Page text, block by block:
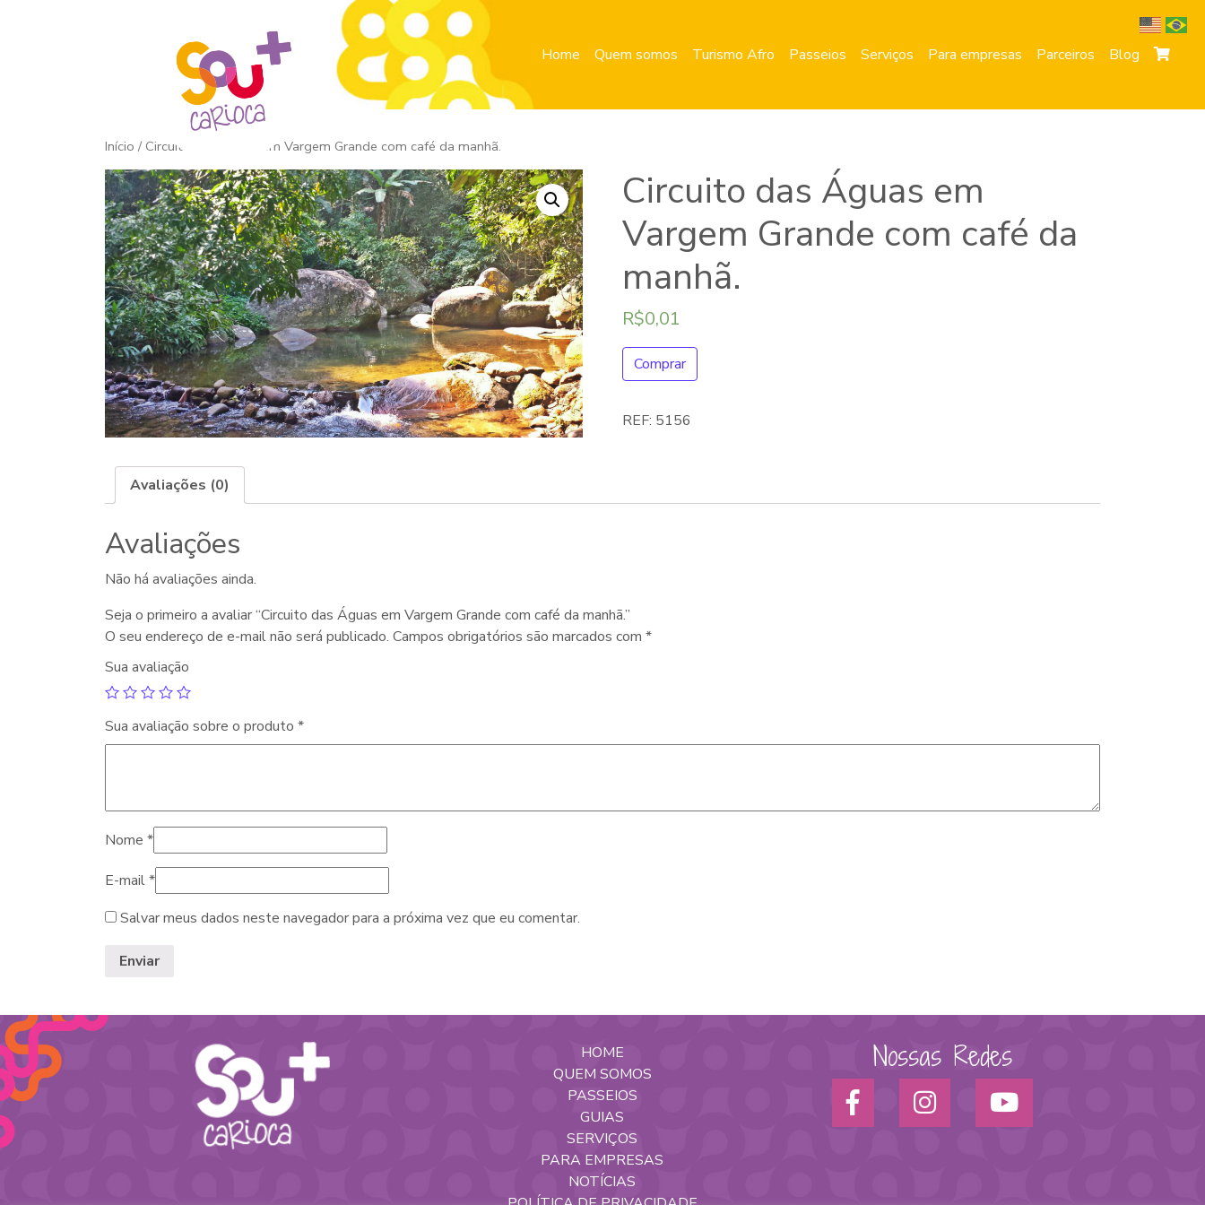
Home Quem somos Turismo Afro Passeios Serviços Para empresas Parceiros Blog
Início / Circuito das Águas em Vargem Grande com café da manhã.
Circuito das Águas em
Vargem Grande com café da
manhã.
R$0,01
Comprar
REF: 5156
Avaliações (0)
Avaliações
Não há avaliações ainda.
Seja o primeiro a avaliar “Circuito das Águas em Vargem Grande com café da manhã.”
O seu endereço de e-mail não será publicado. Campos obrigatórios são marcados com *
Sua avaliação
Sua avaliação sobre o produto *
Nome *
E-mail*
Salvar meus dados neste navegador para a próxima vez que eu comentar.
HOME
QUEM SOMOS
PASSEIOS
GUIAS
SERVIÇOS
PARA EMPRESAS
NOTÍCIAS
Nossas Redes